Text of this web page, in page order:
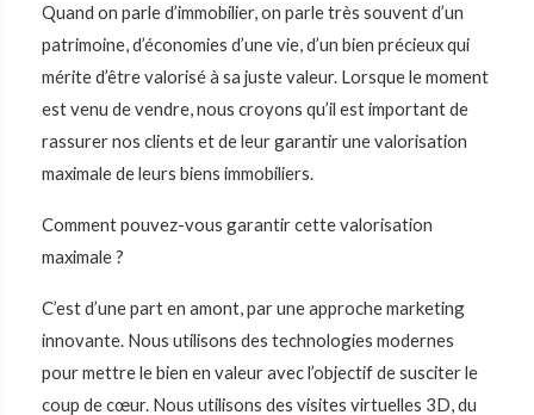
Quand on parle d’immobilier, on parle très souvent d’un
patrimoine, d’économies d’une vie, d’un bien précieux qui
mérite d’être valorisé à sa juste valeur. Lorsque le moment
est venu de vendre, nous croyons qu’il est important de
rassurer nos clients et de leur garantir une valorisation
maximale de leurs biens immobiliers.
Comment pouvez-vous garantir cette valorisation
maximale ?
C’est d’une part en amont, par une approche marketing
innovante. Nous utilisons des technologies modernes
pour mettre le bien en valeur avec l’objectif de susciter le
coup de cœur. Nous utilisons des visites virtuelles 3D, du